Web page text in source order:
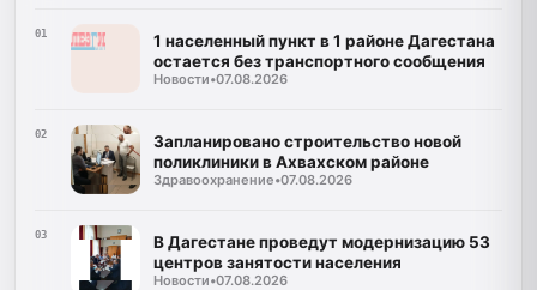
01
1 населенный пункт в 1 районе Дагестана
остается без транспортного сообщения
Новости•07.08.2026
02
Запланировано строительство новой
поликлиники в Ахвахском районе
Здравоохранение•07.08.2026
03
В Дагестане проведут модернизацию 53
центров занятости населения
Новости•07.08.2026